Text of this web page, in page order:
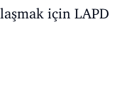
için LAPD